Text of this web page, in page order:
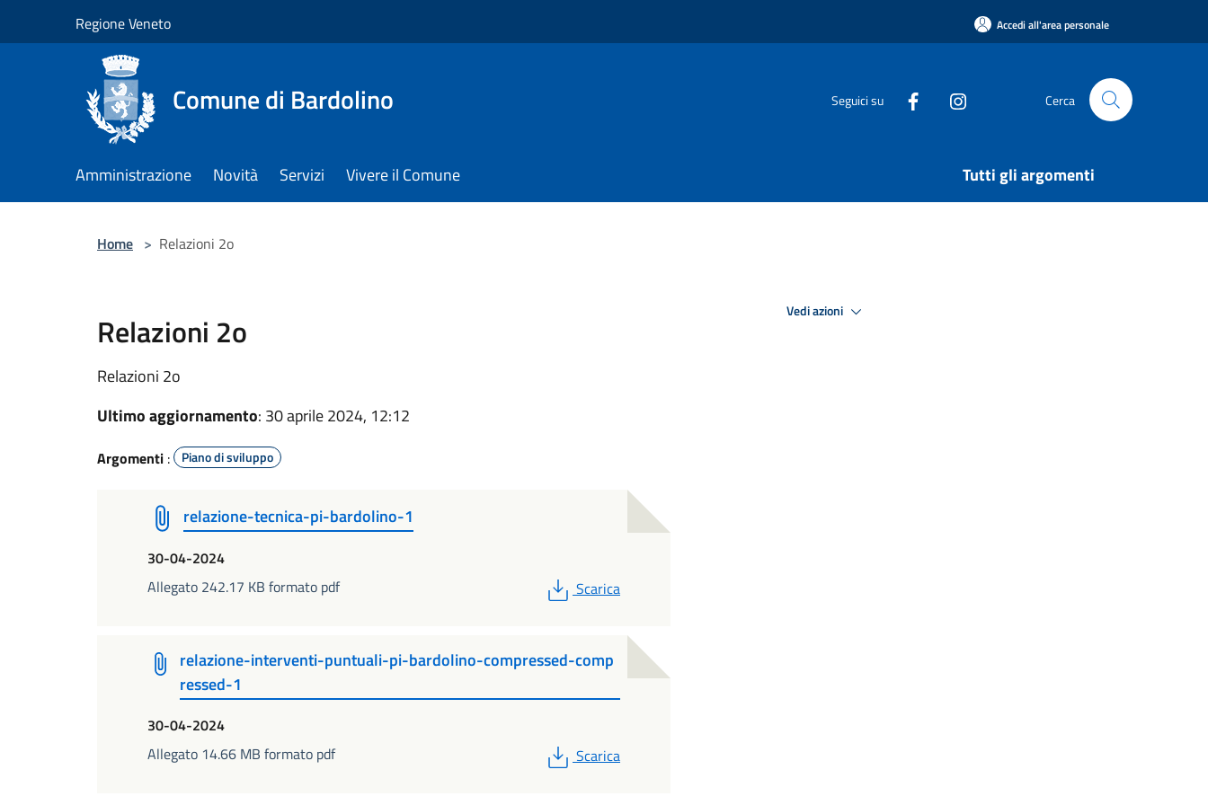
Regione Veneto Accedi all'area personale
Comune di Bardolino Seguici su Cerca
Amministrazione Novità Servizi Vivere il Comune Tutti gli argomenti
Home > Relazioni 2o
Relazioni 2o
Relazioni 2o
Ultimo aggiornamento: 30 aprile 2024, 12:12
Argomenti : Piano di sviluppo
relazione-tecnica-pi-bardolino-1
30-04-2024
Allegato 242.17 KB formato pdf
PDF
Scarica
relazione-interventi-puntuali-pi-bardolino-compressed-comp
ressed-1
30-04-2024
Allegato 14.66 MB formato pdf
PDF
Scarica
Vedi azioni